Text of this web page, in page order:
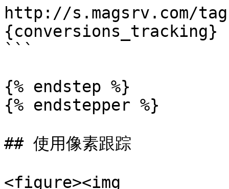
http://s.magsrv.com/
{conversions_tracking}
```
{% endstep %}
{% endstepper %}
## 使用像素跟踪
<figure><img